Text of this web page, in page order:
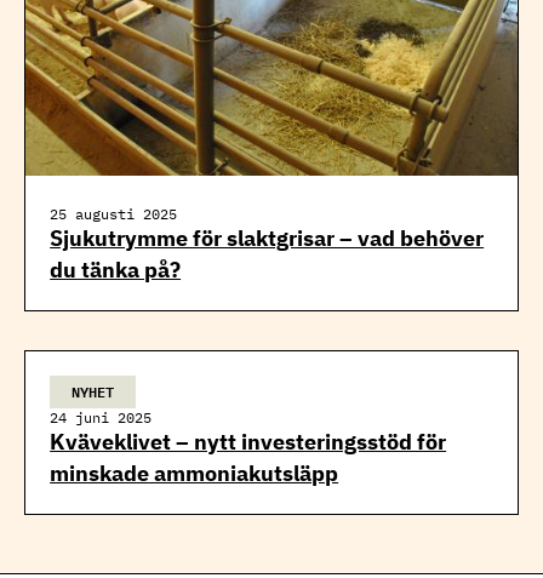
25 augusti 2025
Sjukutrymme för slaktgrisar – vad behöver
du tänka på?
NYHET
24 juni 2025
Kväveklivet – nytt investeringsstöd för
minskade ammoniakutsläpp